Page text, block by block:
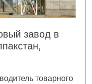
завод в
товарного